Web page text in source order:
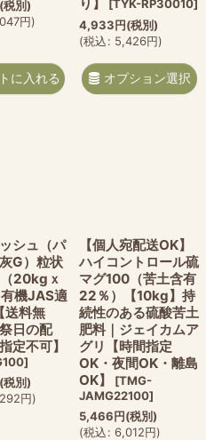
(税別)
円)
に入れる
[TYK-RP30010]
4,933円(税別)
(税込: 5,426円)
オプション選択
シュ（パ
G）粒状
20kgｘ
機JAS適
送料無
日の配
定不可】
]
(税別)
円)
【個人宛配送OK】
ハイコントロール硫
マグ100（苦土含有
22％）【10kg】持
続性のある硫酸苦土
肥料｜ジェイカムア
グリ【時間指定
OK・夜間OK・離島
OK】
[TMG-
JAMG22100]
5,466円(税別)
(税込: 6,012円)